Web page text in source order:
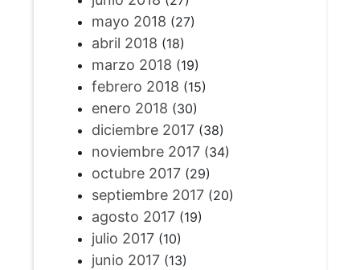
mayo 2018 (27)
abril 2018 (18)
marzo 2018 (19)
febrero 2018 (15)
enero 2018 (30)
diciembre 2017(38)
noviembre 2017(34)
octubre 2017(29)
septiembre 2017(20)
agosto 2017(19)
julio 2017(10)
junio 2017(13)